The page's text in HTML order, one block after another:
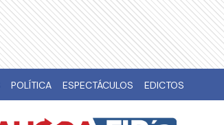
POLÍTICA ESPECTÁCULOS EDICTOS